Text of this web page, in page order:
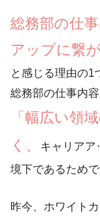
総務部の仕
アップに繋
と感じる理由の1
総務部の仕事内
「幅広い領
く、
キャリアア
境下であるためで
昨今、ホワイト